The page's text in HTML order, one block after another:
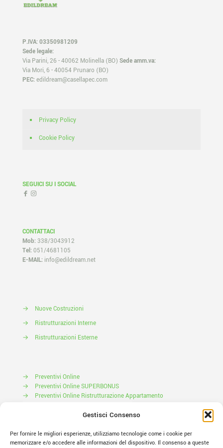
Gestisci Consenso
Per fornire le migliori esperienze, utilizziamo tecnologie come i cookie per
memorizzare e/o accedere alle informazioni del dispositivo. Il consenso a queste
P.IVA: 03350981209
Sede legale:
Via Parini, 26 - 40062 Molinella (BO) Sede amm.va:
Via Mori, 6 - 40054 Prunaro (BO)
PEC: edildream@casellapec.com
Privacy Policy
Cookie Policy
SEGUICI SU I SOCIAL
CONTATTACI
Mob: 338/3043912
Tel: 051/4681105
E-MAIL: info@edildream.net
→
Nuove Costruzioni
→
Ristrutturazioni Interne
→
Ristrutturazioni Esterne
→
Preventivi Online
→
Preventivi Online SUPERBONUS
→
Preventivi Online Ristrutturazione Appartamento
Prenota il tuo Sopralluogo